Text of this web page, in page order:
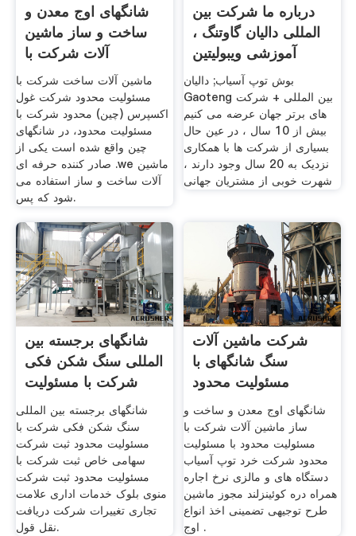
شانگهای اوج معدن و
ساخت و ساز ماشین
آلات شرکت با
مسئولیت محدود
ماشین آلات ساخت شرکت با
مسئولیت محدود شرکت غول
اکسپرس (چین) محدود شرکت با
مسئولیت محدود، در شانگهای
چین واقع شده است یکی از
صادر کننده حرفه ای .we ماشین
آلات ساخت و ساز استفاده می
شود که پس.
درباره ما شرکت بین
المللی دالیان گاوتنگ ،
آموزشی ویبولیتین
بوش توپ آسیاب; دالیان
Gaoteng بین المللی + شرکت
های برتر جهان عرضه می کنیم
بیش از 10 سال ، در عین حال
بسیاری از شرکت ها با همکاری
نزدیک به 20 سال وجود دارند ،
شهرت خوبی از مشتریان جهانی
شانگهای برجسته بین
المللی سنگ شکن فکی
شرکت با مسئولیت
محدود
شانگهای برجسته بین المللی
سنگ شکن فکی شرکت با
مسئولیت محدود ثبت شرکت
سهامی خاص ثبت شرکت با
مسئولیت محدود ثبت شرکت
منوی بلوک خدمات اداری علامت
تجاری تغییرات شرکت دریافت
نقل قول.
شرکت ماشین آلات
سنگ شانگهای با
مسئولیت محدود
شانگهای اوج معدن و ساخت و
ساز ماشین آلات شرکت با
مسئولیت محدود با مسئولیت
محدود شرکت خرد توپ آسیاب
دستگاه های و مالزی نرخ اجاره
همراه دره کوئینزلند مجوز ماشین
طرح توجیهی تضمینی اخذ انواع
اوج .